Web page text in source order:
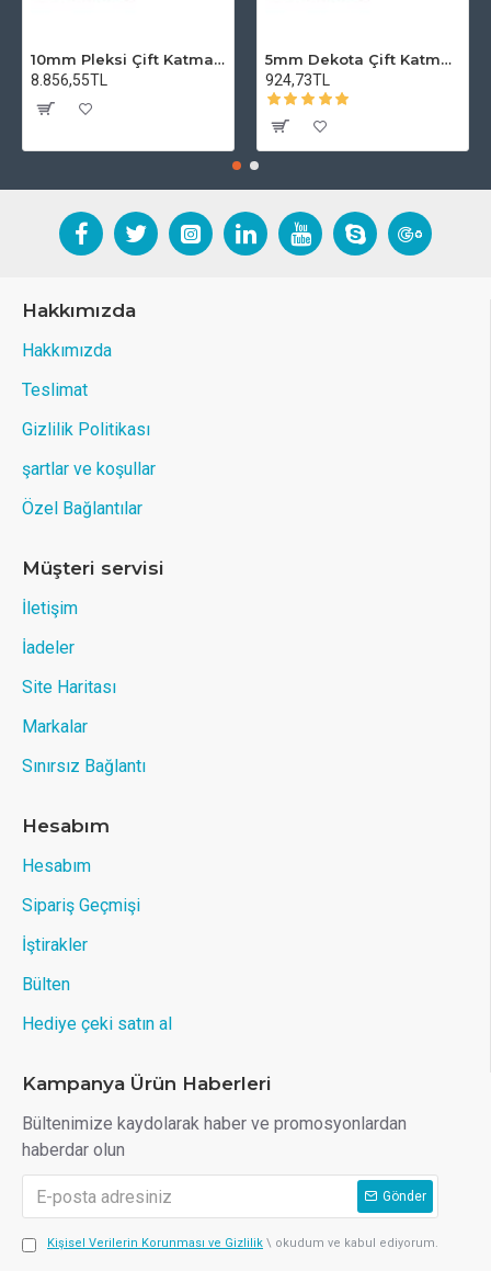
10mm Pleksi Çift Katman Baskı
8.856,55TL
5mm Dekota Çift Katman Baskı
924,73TL
Hakkımızda
Hakkımızda
Teslimat
Gizlilik Politikası
şartlar ve koşullar
Özel Bağlantılar
Müşteri servisi
İletişim
İadeler
Site Haritası
Markalar
Sınırsız Bağlantı
Hesabım
Hesabım
Sipariş Geçmişi
İştirakler
Bülten
Hediye çeki satın al
Kampanya Ürün Haberleri
Bültenimize kaydolarak haber ve promosyonlardan
haberdar olun
Gönder
Kişisel Verilerin Korunması ve Gizlilik \ okudum ve kabul ediyorum.